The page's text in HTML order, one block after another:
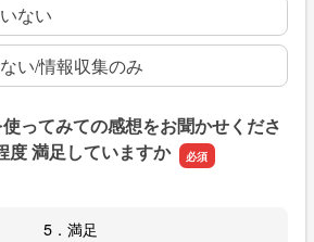
ない
い/情報収集のみ
ってみての感想をお聞かせくださ
度 満足していますか
5．満足